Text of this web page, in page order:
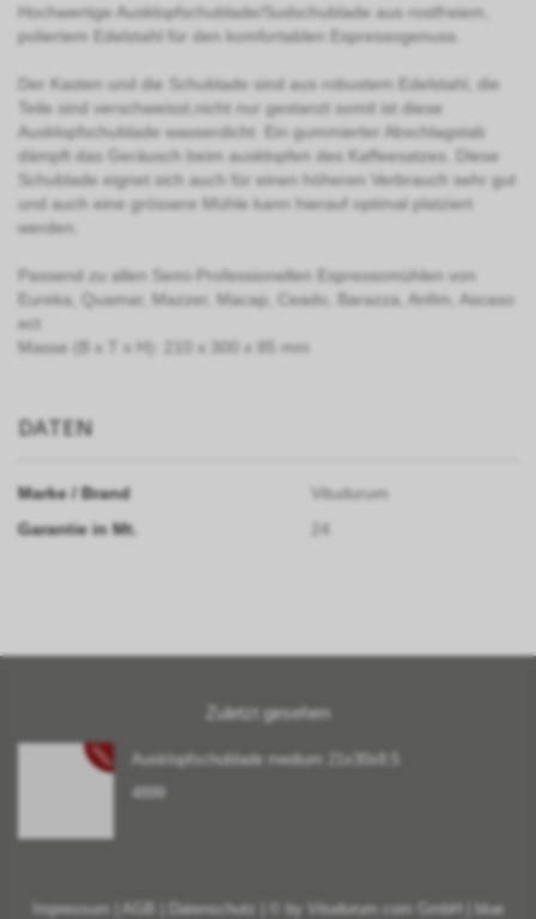
Hochwertige Ausklopfschublade/Sudschublade aus rostfreiem,
poliertem Edelstahl für den komfortablen Espressogenuss.
Der Kasten und die Schublade sind aus robustem Edelstahl, die
Teile sind verschweisst,nicht nur gestanzt somit ist diese
Ausklopfschublade wasserdicht. Ein gummierter Abschlagstab
dämpft das Geräusch beim ausklopfen des Kaffeesatzes. Diese
Schublade eignet sich auch für einen höheren Verbrauch sehr gut
und auch eine grössere Mühle kann hierauf optimal platziert
werden.
Passend zu allen Semi-Professionellen Espressomühlen von
Eureka, Quamar, Mazzer, Macap, Ceado, Barazza, Anfim, Ascaso
ect
Masse (B x T x H): 210 x 300 x 85 mm
DATEN
Marke / Brand
Vitudurum
Garantie in Mt.
24
Zuletzt gesehen
Aktion
Ausklopfschublade medium 21x30x8.5
Impressum AGB Datenschutz | © by Vitudurum.com GmbH blue